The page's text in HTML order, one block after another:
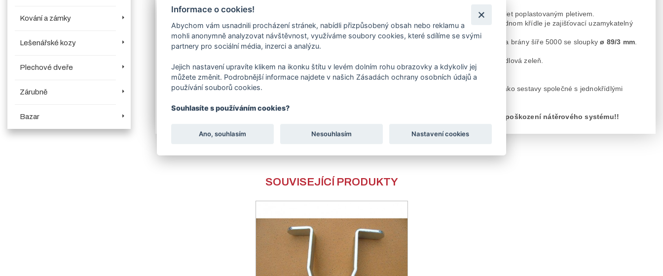
Kování a zámky
Lešenářské kozy
Plechové dveře
Zárubně
Bazar
Naše
vynikají pevnou konstrukcí, kovovými panty a moderním vzhledem.
Konstrukce brány je vyrobena z pozinkovaných trubek. Provedení zamykání
na visací zámek
. Výplet poplastovaným pletivem.
Součástíbrány jsou 2 pantové sloupy a 4 kusy stavitelných pantů. Bránu lze otevírat dovnitř i ven. Na jednom křídle je zajišťovací uzamykatelný
kolík (šubr) na zajištění křídla.
Brány šíře 2000, 3000, 4000 mm vyrábíme se sloupy
ø 60/3 mm. Brány šíře 4500 se sloupy ø 76/3 mm a brány šíře 5000 se sloupkyø 89/3 mm
Brány šíře 6000 mm vyrábíme se sloupyø 114/3 mm
- jedlová zeleň.
Vlastní rozměr šíře křídla brányje polovinou daného rozměrubrány.
V záložce související zboží naleznete přídavné zavírání - klapačku.
Brány rovněž vyrábíme v atypických rozměrech, povrchových úpravách, s různými výplety pletiv a také jako sestavy společné s jednokřídlými
Upozorňujeme zákazníky, aby zboží zabalené ve fólii a obalech nevystavovali dešti, může dojít k poškození nátěrového systému!!
SOUVISEJÍCÍ PRODUKTY
Informace o cookies!
Abychom vám usnadnili procházení stránek, nabídli přizpůsobený obsah nebo reklamu a
mohli anonymně analyzovat návštěvnost, využíváme soubory cookies, které sdílíme se svými
partnery pro sociální média, inzerci a analýzu.
Jejich nastavení upravíte klikem na ikonku štítu v levém dolním rohu obrazovky a kdykoliv jej
můžete změnit. Podrobnější informace najdete v našich Zásadách ochrany osobních údajů a
používání souborů cookies.
Souhlasíte s používáním cookies?
Ano, souhlasím Nesouhlasím Nastavení cookies